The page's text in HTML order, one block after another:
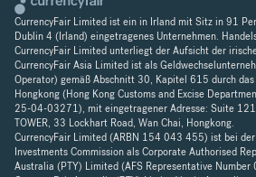
CurrencyFair Limited ist ein in Irland mit Sitz in 91
Dublin 4 (Irland) eingetragenes Unternehmen.
CurrencyFair Limited unterliegt der Aufsicht der
CurrencyFair Asia Limited ist als
Operator) gemäß Abschnitt 30, Kapitel 615 durch
Hongkong (Hong Kong Customs and Excise
25-04-03271), mit eingetragener Adresse: Suite
TOWER, 33 Lockhart Road, Wan Chai, Hongkong.
CurrencyFair Limited (ARBN 154 043 455) ist bei
Investments Commission als Corporate Authorised
Australia (PTY) Limited (AFS Representative